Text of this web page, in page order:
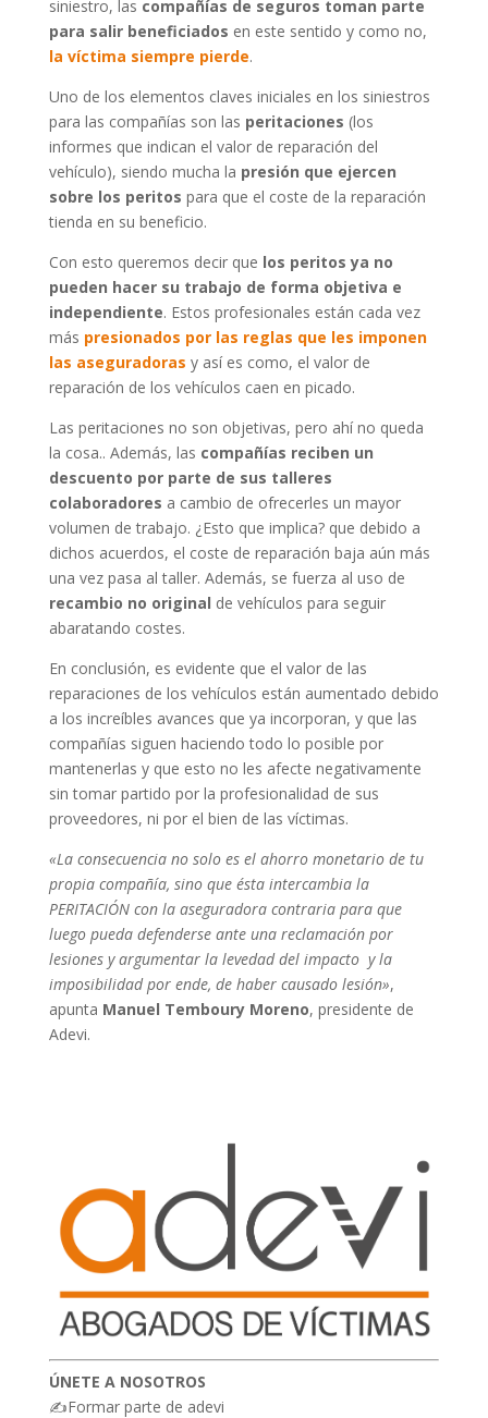
siniestro, las compañías de seguros toman parte
para salir beneficiados en este sentido y como no,
la víctima siempre pierde.
Uno de los elementos claves iniciales en los siniestros
para las compañías son las peritaciones (los
informes que indican el valor de reparación del
vehículo), siendo mucha la presión que ejercen
sobre los peritos para que el coste de la reparación
tienda en su beneficio.
Con esto queremos decir que los peritos ya no
pueden hacer su trabajo de forma objetiva e
independiente. Estos profesionales están cada vez
más presionados por las reglas que les imponen
las aseguradoras y así es como, el valor de
reparación de los vehículos caen en picado.
Las peritaciones no son objetivas, pero ahí no queda
la cosa.. Además, las compañías reciben un
descuento por parte de sus talleres
colaboradores a cambio de ofrecerles un mayor
volumen de trabajo. ¿Esto que implica? que debido a
dichos acuerdos, el coste de reparación baja aún más
una vez pasa al taller. Además, se fuerza al uso de
recambio no original de vehículos para seguir
abaratando costes.
En conclusión, es evidente que el valor de las
reparaciones de los vehículos están aumentado debido
a los increíbles avances que ya incorporan, y que las
compañías siguen haciendo todo lo posible por
mantenerlas y que esto no les afecte negativamente
sin tomar partido por la profesionalidad de sus
proveedores, ni por el bien de las víctimas.
«La consecuencia no solo es el ahorro monetario de tu
propia compañía, sino que ésta intercambia la
PERITACIÓN con la aseguradora contraria para que
luego pueda defenderse ante una reclamación por
lesiones y argumentar la levedad del impacto y la
imposibilidad por ende, de haber causado lesión»,
apunta Manuel Temboury Moreno, presidente de
Adevi.
ÚNETE A NOSOTROS
✍Formar parte de adevi